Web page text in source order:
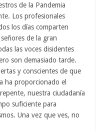
de la Pandemia
Los profesionales
los días comparten
de la gran
las voces disidentes
son demasiado tarde.
y conscientes de que
ha proporcionado el
nuestra ciudadanía
suficiente para
Una vez que ves, no